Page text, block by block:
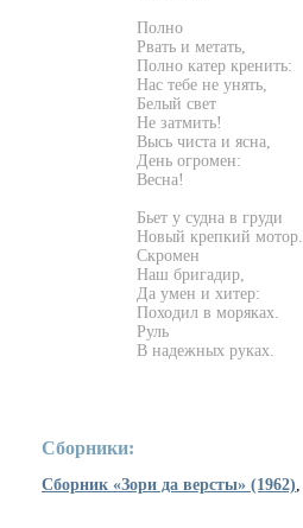
Полно
Рвать и метать,
Полно катер кренить:
Нас тебе не унять,
Белый свет
Не затмить!
Высь чиста и ясна,
День огромен:
Весна!
Бьет у судна в груди
Новый крепкий мотор.
Скромен
Наш бригадир,
Да умен и хитер:
Походил в моряках.
Руль
В надежных руках.
Сборники:
Сборник «Зори да версты» (1962)